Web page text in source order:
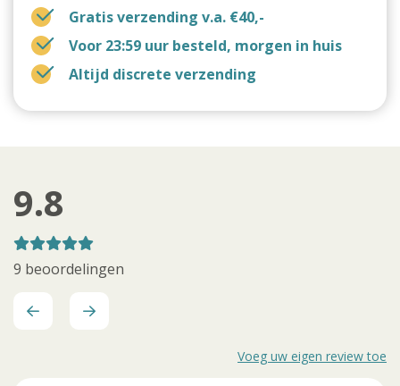
Gratis verzending v.a. €40,-
Voor 23:59 uur besteld, morgen in huis
Altijd discrete verzending
9.8
9 beoordelingen
Voeg uw eigen review toe